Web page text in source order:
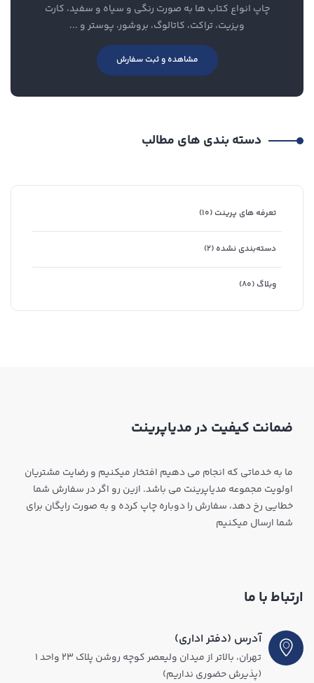
چاپ انواع کتاب ها به صورت رنگی و سیاه و سفید، کارت
ویزیت، تراکت، کاتالوگ، بروشور، پوستر و ...
مشاهده و ثبت سفارش
دسته بندی های مطالب
تعرفه های پرینت (۱۰)
دسته‌بندی نشده (۲)
وبلاگ (۸۰)
ضمانت کیفیت در مدیاپرینت
ما به خدماتی که انجام می دهیم افتخار میکنیم و رضایت مشتریان
اولویت مجموعه مدیاپرینت می باشد. ازین رو اگر در سفارش شما
خطایی رخ دهد، سفارش را دوباره چاپ کرده و به صورت رایگان برای
شما ارسال میکنیم
ارتباط با ما
آدرس (دفتر اداری)
تهران، بالاتر از میدان ولیعصر کوچه روشن پلاک ۲۳ واحد ۱
(پذیرش حضوری نداریم)